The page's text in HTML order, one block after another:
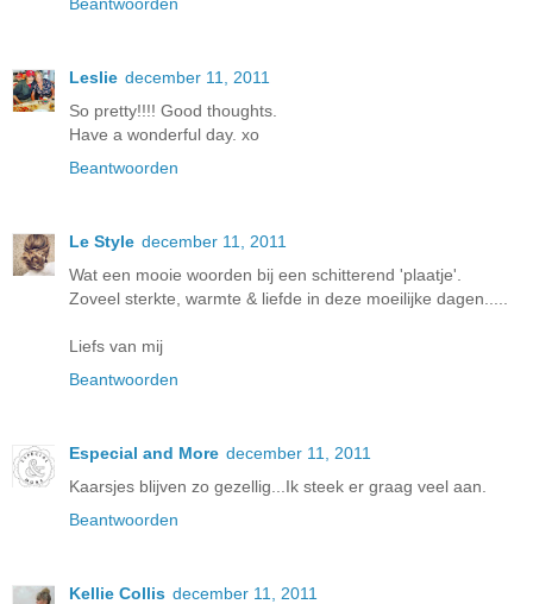
Leslie december 11, 2011
So pretty!!!! Good thoughts.
Have a wonderful day. xo
Beantwoorden
Le Style december 11, 2011
Wat een mooie woorden bij een schitterend 'plaatje'.
Zoveel sterkte, warmte & liefde in deze moeilijke dagen.....
Liefs van mij
Beantwoorden
Especial and More december 11, 2011
Kaarsjes blijven zo gezellig...Ik steek er graag veel aan.
Beantwoorden
Kellie Collis december 11, 2011